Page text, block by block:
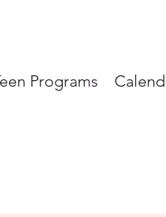
Programs